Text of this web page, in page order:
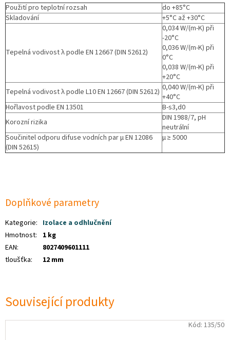
Související produkty
Kód: 135/50
Použití pro teplotní rozsah
do +85°C
Skladování
+5°C až +30°C
Tepelná vodivost λ podle EN 12667 (DIN 52612)
0,034 W/(m-K) při
-20°C
0,036 W/(m-K) při
0°C
0,038 W/(m-K) při
+20°C
Tepelná vodivost λ podle L10 EN 12667 (DIN 52612) 0,040 W/(m-K) při
+40°C
Hořlavost podle EN 13501
B-s3,d0
Korozní rizika
DIN 1988/7, pH
neutrální
Součinitel odporu difuse vodních par µ EN 12086
(DIN 52615)
µ ≥ 5000
Doplňkové parametry
Kategorie: Izolace a odhlučnění
Hmotnost:
1 kg
EAN:
8027409601111
tloušťka: 12 mm